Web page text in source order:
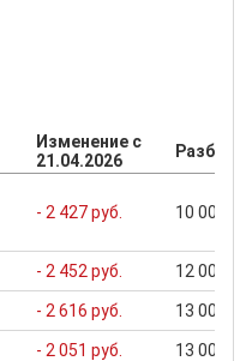
Изменение с
21.04.2026
- 2 427 руб. 10 000
- 2 452 руб. 12 000
- 2 616 руб. 13 000
- 2 051 руб. 13 000